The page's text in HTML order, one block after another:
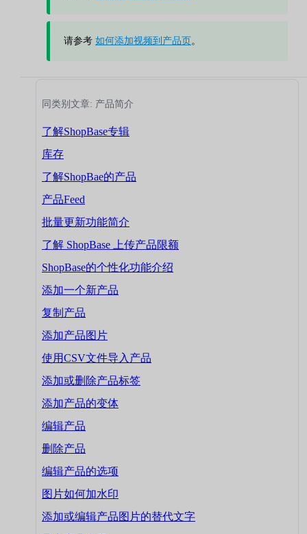
请参考 如何添加视频到产品页 。
同类别文章: 产品简介
了解ShopBase专辑
库存
了解ShopBae的产品
产品Feed
批量更新功能简介
了解 ShopBase 上传产品限额
ShopBase的个性化功能介绍
添加一个新产品
复制产品
添加产品图片
使用CSV文件导入产品
添加或删除产品标签
添加产品的变体
编辑产品
删除产品
编辑产品的选项
图片如何加水印
添加或编辑产品图片的替代文字